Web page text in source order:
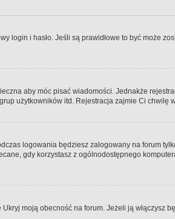
login i hasło. Jeśli są prawidłowe to być może
aby móc pisać wiadomości. Jednakże
użytkowników itd. Rejestracja zajmie Ci chwilę
logowania będziesz zalogowany na forum
gdy korzystasz z ogólnodostępnego
moją obecność na forum. Jeżeli ją